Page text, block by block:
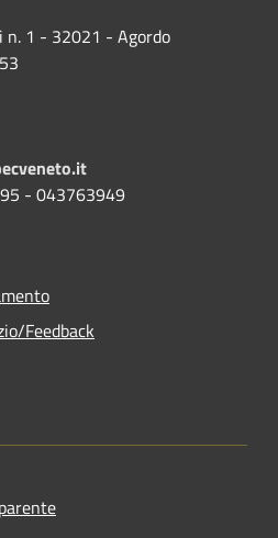
n. 1 - 32021 - Agordo
- 043763949
Feedback